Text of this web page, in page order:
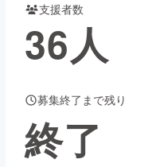
ー・ヘルスケア
支援者数
36人
募集終了まで残り
終了